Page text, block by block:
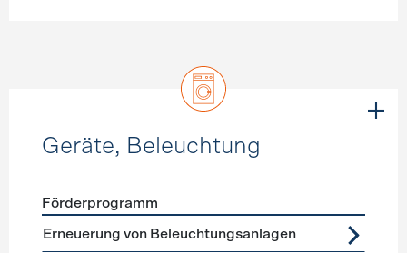
Geräte, Beleuchtung
Förderprogramme Geräte, Beleuchtung
Förderprogramm
Erneuerung von Beleuchtungsanlagen